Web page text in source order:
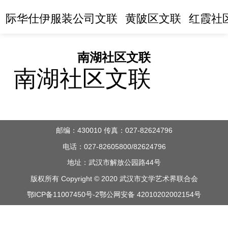
际华仕伊服装公司文联 黄陂区文联 红霞社
南湖社区文联
南湖社区文联
邮编：430010 传真：027-82624796
电话：027-82605800/82624796
地址：武汉市解放公园路44号
版权所有 Copyright © 2020 武汉市文学艺术界联合会
鄂ICP备11007450号-2鄂公网安备 42010202002154号